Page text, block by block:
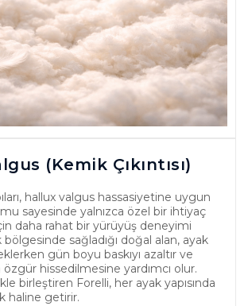
(Kemik Çıkıntısı)
hallux valgus hassasiyetine uygun
sayesinde yalnızca özel bir ihtiyaç
daha rahat bir yürüyüş deneyimi
bölgesinde sağladığı doğal alan, ayak
gün boyu baskıyı azaltır ve
özgür hissedilmesine yardımcı olur.
birleştiren Forelli, her ayak yapısında
haline getirir.